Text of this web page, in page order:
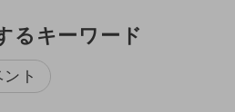
るキーワード
ト